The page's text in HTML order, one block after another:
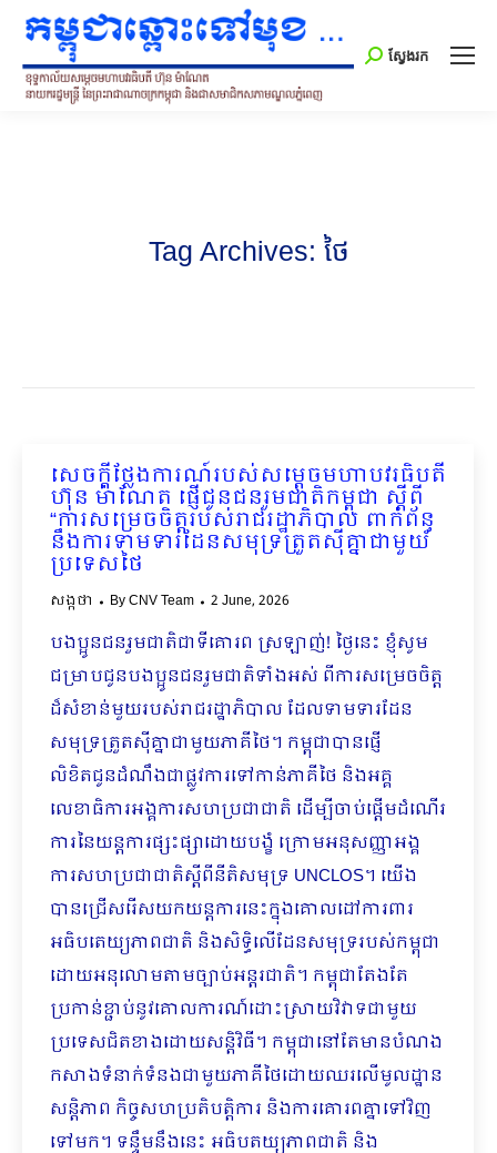
Search:
ស្វែងរក
Tag Archives: ថៃ
សេចក្តីថ្លែងការណ៍របស់សម្តេចមហាបវរធិបតី
ហ៊ុន ម៉ាណែត ផ្ញើជូនជនរួមជាតិកម្ពុជា ស្ដីពី
“ការសម្រេចចិត្តរបស់រាជរដ្ឋាភិបាល ពាក់ព័ន្ធ
នឹងការទាមទារដែនសមុទ្រត្រួតស៊ីគ្នាជាមួយ
ប្រទេសថៃ
សង្កថា ByCNV Team 2 June, 2026
បងប្អូនជនរួមជាតិជាទីគោរព ស្រឡាញ់! ថ្ងៃនេះ ខ្ញុំសូម
ជម្រាបជូនបងប្អូនជនរួមជាតិទាំងអស់ ពីការសម្រេចចិត្ត
ដ៏សំខាន់មួយរបស់រាជរដ្ឋាភិបាល ដែលទាមទារដែន
សមុទ្រត្រួតស៊ីគ្នាជាមួយភាគីថៃ។ កម្ពុជាបានផ្ញើ
លិខិតជូនដំណឹងជាផ្លូវការទៅកាន់ភាគីថៃ និងអគ្គ
លេខាធិការអង្គការសហប្រជាជាតិ ដើម្បីចាប់ផ្ដើមដំណើរ
ការនៃយន្តការផ្សះផ្សាដោយបង្ខំ ក្រោមអនុសញ្ញាអង្គ
ការសហប្រជាជាតិស្ដីពីនីតិសមុទ្រ UNCLOS។ យើង
បានជ្រើសរើសយកយន្តការនេះក្នុងគោលដៅការពារ
អធិបតេយ្យភាពជាតិ និងសិទ្ធិលើដែនសមុទ្ររបស់កម្ពុជា
ដោយអនុលោមតាមច្បាប់អន្តរជាតិ។ កម្ពុជាតែងតែ
ប្រកាន់ខ្ជាប់នូវគោលការណ៍ដោះស្រាយវិវាទជាមួយ
ប្រទេសជិតខាងដោយសន្តិវិធី។ កម្ពុជានៅតែមានបំណង
កសាងទំនាក់ទំនងជាមួយភាគីថៃដោយឈរលើមូលដ្ឋាន
សន្តិភាព កិច្ចសហប្រតិបត្តិការ និងការគោរពគ្នាទៅវិញ
ទៅមក។ ទន្ទឹមនឹងនេះ អធិបតយ្យភាពជាតិ និង